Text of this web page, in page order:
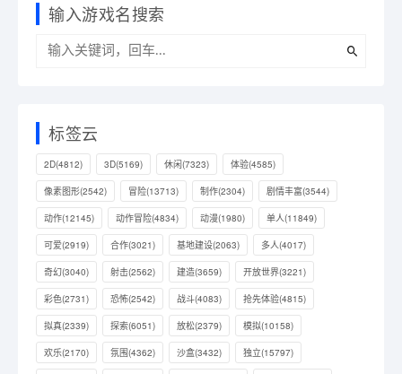
输入游戏名搜索
标签云
2D(4812) 3D(5169) 休闲(7323) 体验(4585)
像素图形(2542) 冒险(13713) 制作(2304) 剧情丰富(3544)
动作(12145) 动作冒险(4834) 动漫(1980) 单人(11849)
可爱(2919) 合作(3021) 基地建设(2063) 多人(4017)
奇幻(3040) 射击(2562) 建造(3659) 开放世界(3221)
彩色(2731) 恐怖(2542) 战斗(4083) 抢先体验(4815)
拟真(2339) 探索(6051) 放松(2379) 模拟(10158)
欢乐(2170) 氛围(4362) 沙盒(3432) 独立(15797)